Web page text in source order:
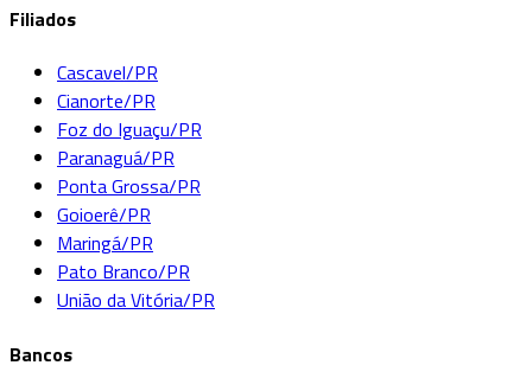
Filiados
Cascavel/PR
Cianorte/PR
Foz do Iguaçu/PR
Paranaguá/PR
Ponta Grossa/PR
Goioerê/PR
Maringá/PR
Pato Branco/PR
União da Vitória/PR
Bancos